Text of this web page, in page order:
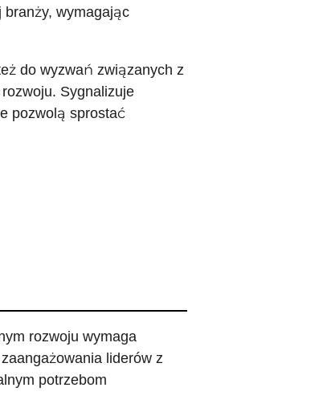
branży, wymagając
do wyzwań związanych z
Sygnalizuje
pozwolą sprostać
rozwoju wymaga
liderów z
potrzebom